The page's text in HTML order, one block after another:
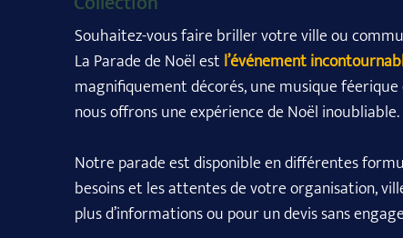
Souhaitez-vous faire briller votre ville ou
La Parade de Noël est l’événement
magnifiquement décorés, une musique
nous offrons une expérience de Noël inoubliable.
Notre parade est disponible en différentes
besoins et les attentes de votre organisation,
plus d’informations ou pour un devis sans